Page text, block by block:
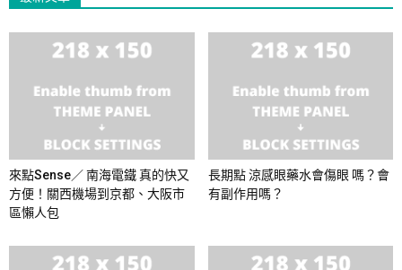
來點Sense／ 南海電鐵 真的快又
方便！關西機場到京都、大阪市
區懶人包
長期點 涼感眼藥水會傷眼 嗎？會
有副作用嗎？